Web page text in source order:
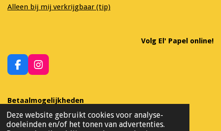
Deze website gebruikt cookies voor analyse-
doeleinden en/of het tonen van advertenties.
Alleen bij mij verkrijgbaar (tip)
Volg El' Papel online!
F
a
e
b
o
o
I
n
a
g
r
Betaalmogelijkheden